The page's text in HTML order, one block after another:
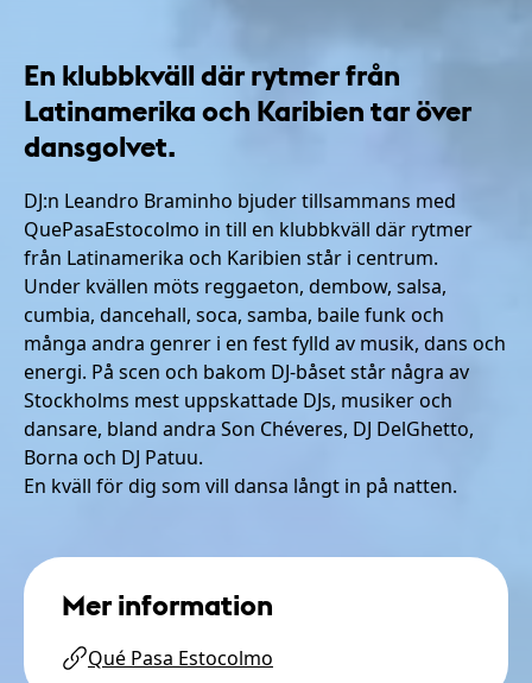
En klubbkväll där rytmer från
Latinamerika och Karibien tar över
dansgolvet.
DJ:n Leandro Braminho bjuder tillsammans med
QuePasaEstocolmo in till en klubbkväll där rytmer
från Latinamerika och Karibien står i centrum.
Under kvällen möts reggaeton, dembow, salsa,
cumbia, dancehall, soca, samba, baile funk och
många andra genrer i en fest fylld av musik, dans och
energi. På scen och bakom DJ-båset står några av
Stockholms mest uppskattade DJs, musiker och
dansare, bland andra Son Chéveres, DJ DelGhetto,
Borna och DJ Patuu.
En kväll för dig som vill dansa långt in på natten.
Mer information
Qué Pasa Estocolmo